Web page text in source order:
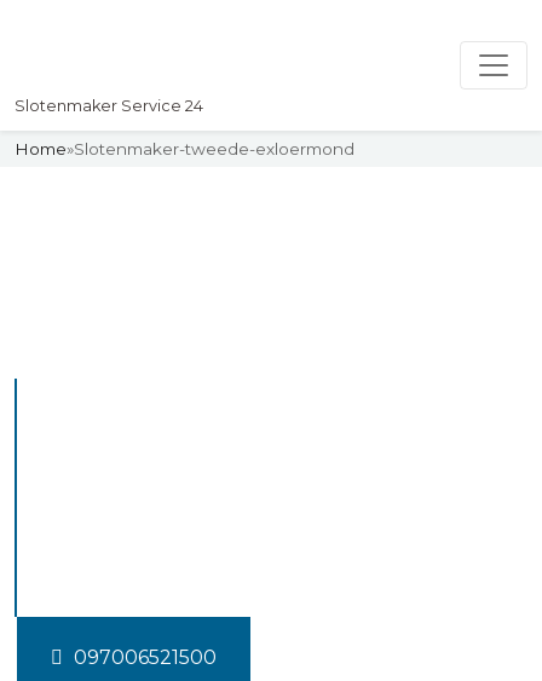
Slotenmaker Service 24
Home»Slotenmaker-tweede-exloermond
097006521500